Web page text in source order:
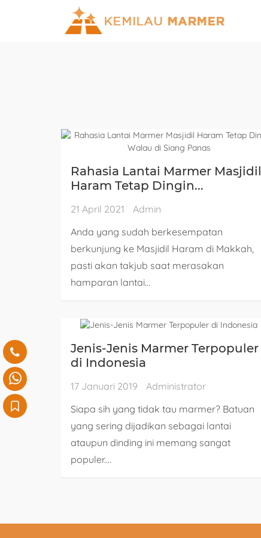
Rahasia Lantai Marmer Masjidil
Haram Tetap Dingin...
21 April 2021
Admin
Anda yang sudah berkesempatan
berkunjung ke Masjidil Haram di Makkah,
pasti akan takjub saat merasakan
hamparan lantai...
Jenis-Jenis Marmer Terpopuler
di Indonesia
17 Januari 2019
Administrator
Siapa sih yang tidak tau marmer? Batuan
yang sering dijadikan sebagai lantai
ataupun dinding ini memang sangat
populer....